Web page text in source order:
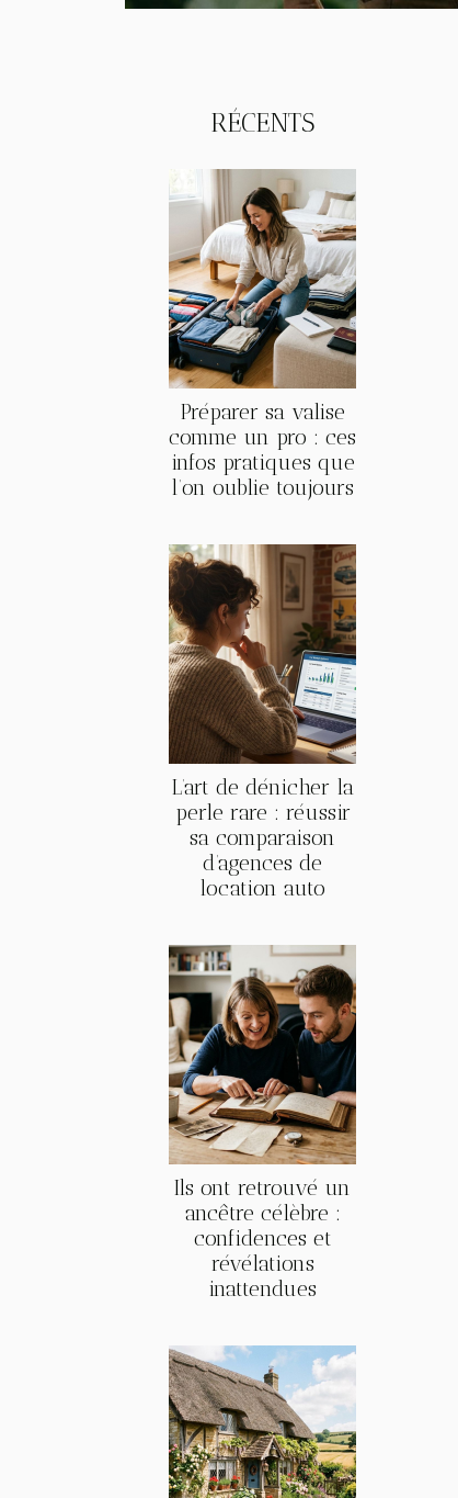
RÉCENTS
Préparer sa valise
comme un pro : ces
infos pratiques que
l’on oublie toujours
L’art de dénicher la
perle rare : réussir
sa comparaison
d’agences de
location auto
Ils ont retrouvé un
ancêtre célèbre :
confidences et
révélations
inattendues